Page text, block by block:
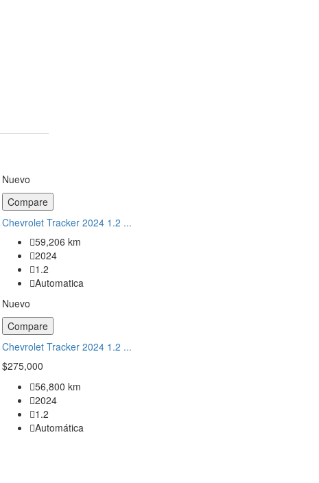
Nuevo
Compare
Chevrolet Tracker 2024 1.2 ...
59,206 km
2024
1.2
Automatica
Nuevo
Compare
Chevrolet Tracker 2024 1.2 ...
$275,000
56,800 km
2024
1.2
Automática